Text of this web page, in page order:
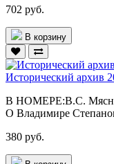
702 руб.
В корзину
Исторический архив
В НОМЕРЕ:В.С.
О Владимире
380 руб.